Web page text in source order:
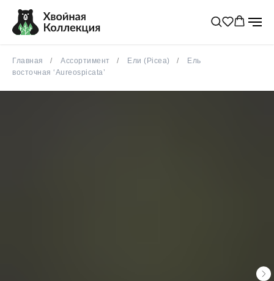
Главная Ассортимент Ели (Picea)
Ель
восточная ‘Aureospicata’